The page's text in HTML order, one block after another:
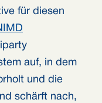
für diesen
auf, in dem
und die
schärft nach,